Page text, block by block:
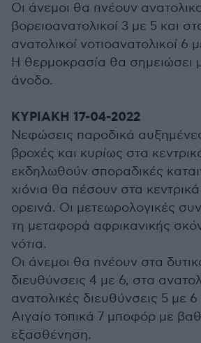
Οι άνεμοι θα πνέουν
βορειοανατολικοί 3 με 5 και
ανατολικοί νοτιοανατολικοί 6
Η θερμοκρασία θα σημειώσει
άνοδο.
ΚΥΡΙΑΚΗ 17-04-2022
Νεφώσεις παροδικά
βροχές και κυρίως στα
εκδηλωθούν σποραδικές
χιόνια θα πέσουν στα
ορεινά. Οι μετεωρολογικές
τη μεταφορά αφρικανικής
νότια.
Οι άνεμοι θα πνέουν στα
διευθύνσεις 4 με 6, στα
ανατολικές διευθύνσεις 5 με 6
Αιγαίο τοπικά 7 μποφόρ με
εξασθένηση.